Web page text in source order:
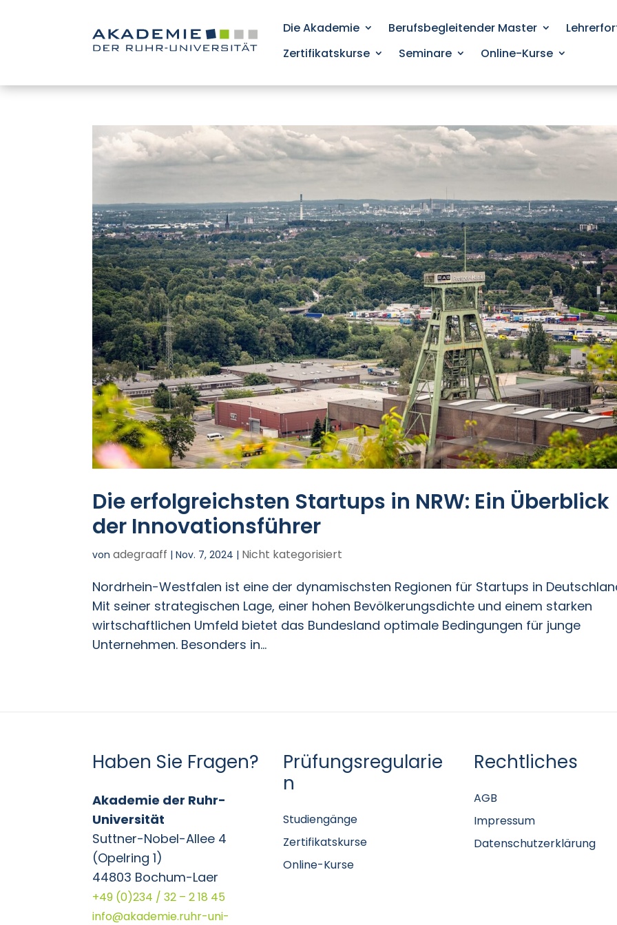
Die Akademie Berufsbegleitender Master
Zertifikatskurse
Seminare Online-Kurse
Die erfolgreichsten Startups in NRW: Ein Überblick
der Innovationsführer
vonadegraaff |Nov. 7, 2024 | Nicht kategorisiert
Nordrhein-Westfalen ist eine der dynamischsten Regionen für Startups in
Mit seiner strategischen Lage, einer hohen Bevölkerungsdichte und einem starken
wirtschaftlichen Umfeld bietet das Bundesland optimale Bedingungen für junge
Unternehmen. Besonders in...
Haben Sie Fragen?
Akademie der Ruhr-
Universität
Suttner-Nobel-Allee 4
(Opelring 1)
44803 Bochum-Laer
+49 (0)234 / 32 – 2 18 45
info@akademie.ruhr-uni-
Prüfungsregularie
n
Studiengänge
Zertifikatskurse
Online-Kurse
Rechtliches
AGB
Impressum
Datenschutzerklärung